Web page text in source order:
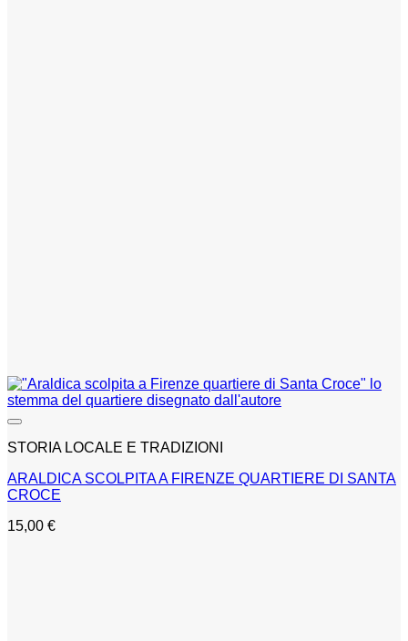
STORIA LOCALE E TRADIZIONI
ARALDICA SCOLPITA A FIRENZE QUARTIERE DI SANTA
CROCE
15,00 €